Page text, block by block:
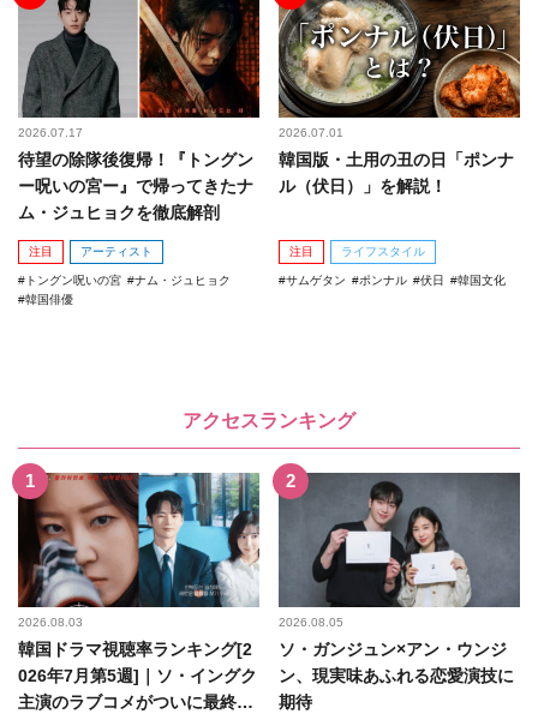
2026.07.17
待望の除隊後復帰！『トングン
ー呪いの宮ー』で帰ってきたナ
ム・ジュヒョクを徹底解剖
注目 アーティスト
トングン呪いの宮
ナム・ジュヒョク
韓国俳優
2026.07.01
韓国版・土用の丑の日「ポンナ
ル（伏日）」を解説！
注目 ライフスタイル
サムゲタン ポンナル 伏日 韓国文化
アクセスランキング
2026.08.03
韓国ドラマ視聴率ランキング[2
026年7月第5週]｜ソ・イングク
主演のラブコメがついに最終
2026.08.05
ソ・ガンジュン×アン・ウンジ
ン、現実味あふれる恋愛演技に
期待